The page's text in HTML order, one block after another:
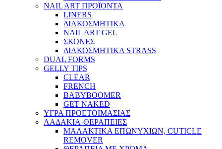
NAIL ART ΠΡΟΪΟΝΤΑ
LINERS
ΔΙΑΚΟΣΜΗΤΙΚΑ
NAIL ART GEL
ΣΚΟΝΕΣ
ΔΙΑΚΟΣΜΗΤΙΚΑ STRASS
DUAL FORMS
GELLY TIPS
CLEAR
FRENCH
BABYBOOMER
GET NAKED
ΥΓΡΑ ΠΡΟΕΤΟΙΜΑΣΙΑΣ
ΛΑΔΑΚΙΑ-ΘΕΡΑΠΕΙΕΣ
ΜΑΛΑΚΤΙΚΑ ΕΠΩΝΥΧΙΩΝ, CUTICLE
REMOVER